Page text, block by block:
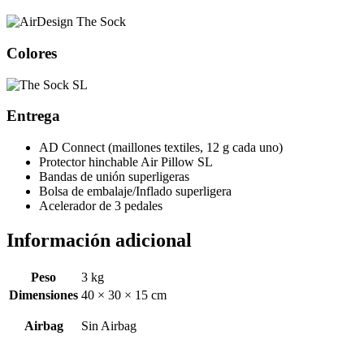
Colores
Entrega
AD Connect (maillones textiles, 12 g cada uno)
Protector hinchable Air Pillow SL
Bandas de unión superligeras
Bolsa de embalaje/Inflado superligera
Acelerador de 3 pedales
Información adicional
Peso
3 kg
Dimensiones 40 × 30 × 15 cm
Airbag Sin Airbag